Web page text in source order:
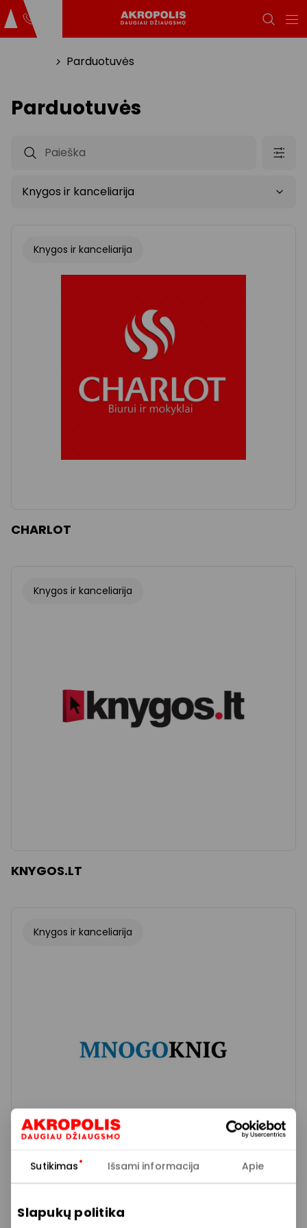
Sutikimas Išsami informacija Apie
Slapukų politika
Parduotuvės
Parduotuvės
Knygos ir kanceliarija
CHARLOT
Knygos ir kanceliarija
KNYGOS.LT
Knygos ir kanceliarija
MNOGOKNIG